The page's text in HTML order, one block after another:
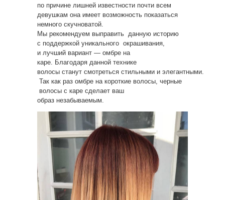
по причине лишней известности почти всем
девушкам она имеет возможность показаться
немного скучноватой.
Мы рекомендуем выправить данную историю
с поддержкой уникального окрашивания,
и лучший вариант — омбре на
каре. Благодаря данной технике
волосы станут смотреться стильными и элегантными.
Так как раз омбре на короткие волосы, черные
волосы с каре сделает ваш
образ незабываемым.